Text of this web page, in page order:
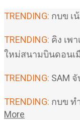
TRENDING: กบข เ
TRENDING: คิง เพ
ใหม่สนามบินดอนเ
TRENDING: SAM
TRENDING: กบข ท
More